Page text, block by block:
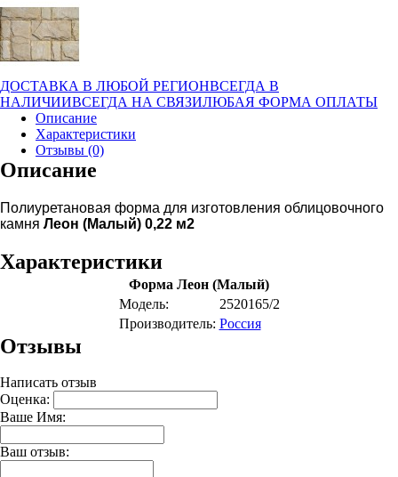
ДОСТАВКА В ЛЮБОЙ РЕГИОНВСЕГДА В
НАЛИЧИИВСЕГДА НА СВЯЗИЛЮБАЯ ФОРМА ОПЛАТЫ
Описание
Характеристики
Отзывы (0)
Описание
Полиуретановая форма для изготовления облицовочного
камня Леон (Малый) 0,22 м2
Характеристики
Форма Леон (Малый)
Модель:
2520165/2
Производитель: Россия
Отзывы
Написать отзыв
Оценка:
Ваше Имя:
Ваш отзыв: